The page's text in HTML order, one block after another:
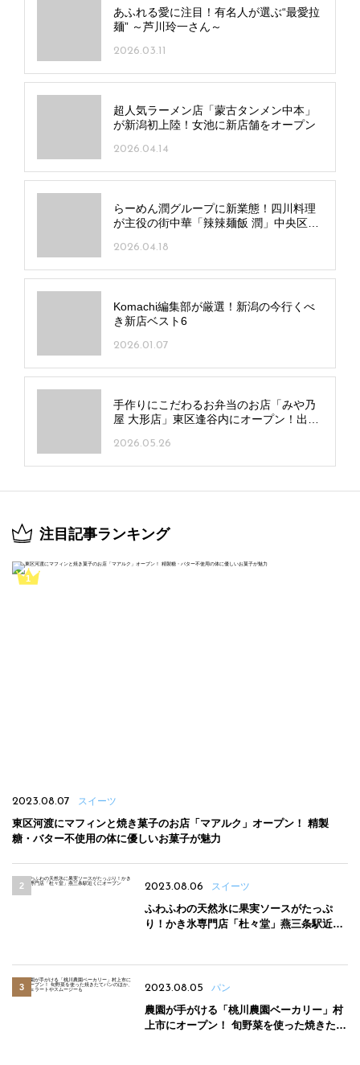
あふれる愛に注目！有名人が選ぶ“最愛拉
麺” ～芦川玲一さん～
2026.03.11
超人気ラーメン店「蒙古タンメン中本」
が新潟初上陸！女池に新店舗をオープン
2026.04.14
らーめん潤グループに新業態！四川料理
が主役の街中華「辣辣麺飯 潤」中央区弁
2026.04.18
Komachi編集部が厳選！新潟の今行くべ
き新店ベスト6
2026.01.07
手作りにこだわるお弁当のお店「みや乃
屋 大形店」東区逢谷内にオープン！出来
2026.05.26
注目記事ランキング
2023.08.07 スイーツ
東区河渡にマフィンと焼き菓子のお店「マアルク」オープン！ 精製
糖・バター不使用の体に優しいお菓子が魅力
2023.08.06 スイーツ
ふわふわの天然氷に果実ソースがたっぷ
り！かき氷専門店「杜々堂」燕三条駅近く
2023.08.05 パン
農園が手がける「桃川農園ベーカリー」村
上市にオープン！ 旬野菜を使った焼きたて